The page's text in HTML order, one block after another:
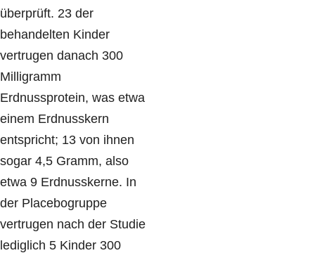
überprüft. 23 der
behandelten Kinder
vertrugen danach 300
Milligramm
Erdnussprotein, was etwa
einem Erdnusskern
entspricht; 13 von ihnen
sogar 4,5 Gramm, also
etwa 9 Erdnusskerne. In
der Placebogruppe
vertrugen nach der Studie
lediglich 5 Kinder 300